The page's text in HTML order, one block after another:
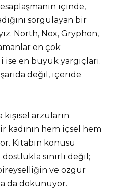
içinde,
sorgulayan bir
North, Nox, Gryphon,
en çok
en büyük yargıçları.
değil, içeride
kişisel arzuların
kadının hem içsel hem
Kitabın konusu
sınırlı değil;
ve özgür
da dokunuyor.